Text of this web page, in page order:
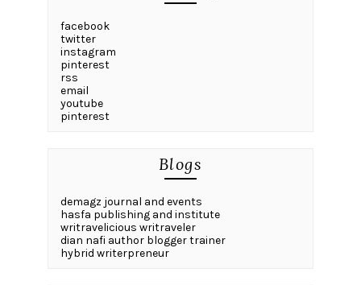
facebook
twitter
instagram
pinterest
rss
email
youtube
pinterest
Blogs
demagz journal and events
hasfa publishing and institute
writravelicious writraveler
dian nafi author blogger trainer
hybrid writerpreneur